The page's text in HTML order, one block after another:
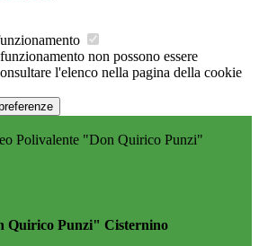
non possono essere
l'elenco nella pagina della cookie
Polivalente "Don Quirico Punzi"
Quirico Punzi" Cisternino